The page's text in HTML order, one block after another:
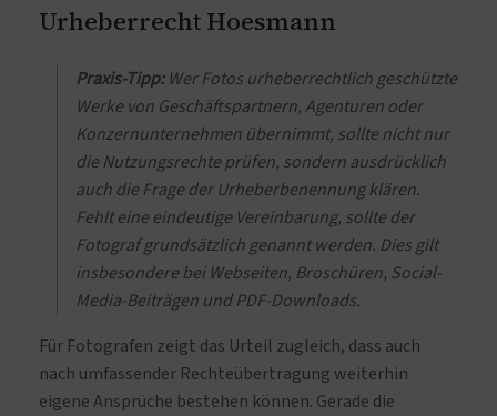
Urheberrecht Hoesmann
Praxis-Tipp:Wer Fotos urheberrechtlich geschützte
Werke von Geschäftspartnern, Agenturen oder
Konzernunternehmen übernimmt, sollte nicht nur
die Nutzungsrechte prüfen, sondern ausdrücklich
auch die Frage der Urheberbenennung klären.
Fehlt eine eindeutige Vereinbarung, sollte der
Fotograf grundsätzlich genannt werden. Dies gilt
insbesondere bei Webseiten, Broschüren, Social-
Media-Beiträgen und PDF-Downloads.
Für Fotografen zeigt das Urteil zugleich, dass auch
nach umfassender Rechteübertragung weiterhin
eigene Ansprüche bestehen können. Gerade die